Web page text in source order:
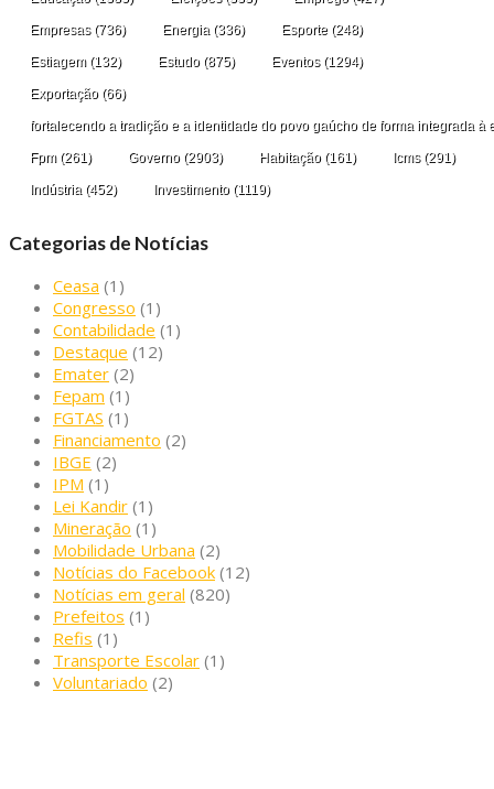
Empresas(736) Energia (336) Esporte (248)
Estiagem(132) Estudo(875) Eventos(1294)
Exportação(66)
fortalecendo a tradição e a identidade do povo gaúcho de forma integrada
Fpm(261) Governo(2903) Habitação(161) Icms(291)
Indústria (452) Investimento(1119)
Categorias de Notícias
Ceasa (1)
Congresso (1)
Contabilidade (1)
Destaque (12)
Emater (2)
Fepam (1)
FGTAS (1)
Financiamento (2)
IBGE (2)
IPM (1)
Lei Kandir (1)
Mineração (1)
Mobilidade Urbana (2)
Notícias do Facebook (12)
Notícias em geral (820)
Prefeitos (1)
Refis (1)
Transporte Escolar (1)
Voluntariado (2)